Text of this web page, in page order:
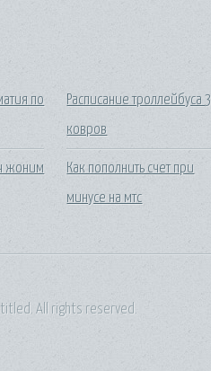
по
жоним
Расписание троллейбуса 3
ковров
Как пополнить счет при
минусе на мтс
All rights reserved.